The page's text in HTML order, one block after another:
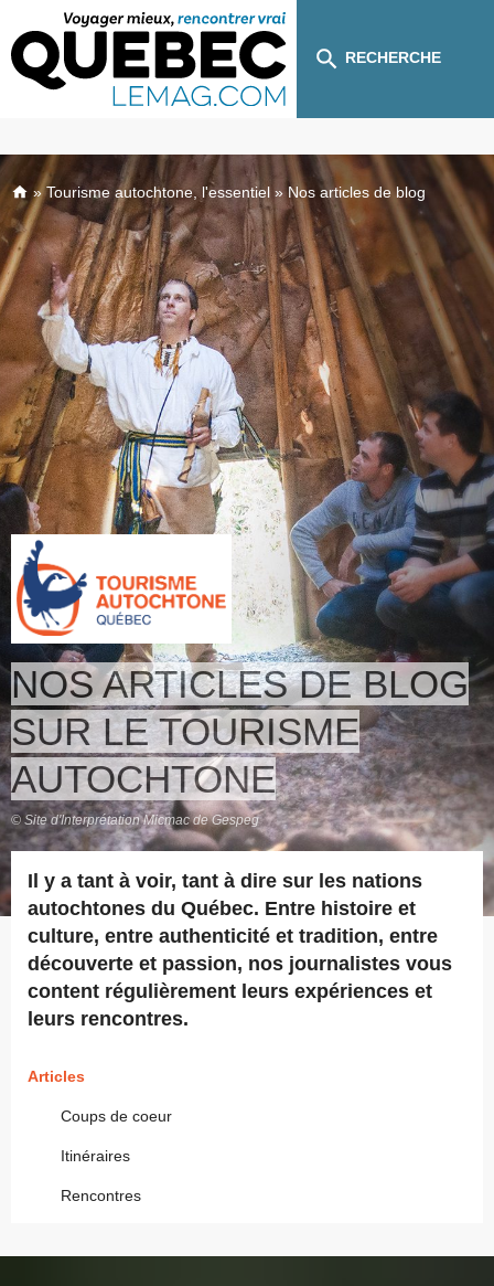
RECHERCHE
»Tourisme autochtone, l'essentiel »Nos articles de blog
NOS ARTICLES DE BLOG
SUR LE TOURISME
AUTOCHTONE
© Site d'Interprétation Micmac de Gespeg
Il y a tant à voir, tant à dire sur les nations
autochtones du Québec. Entre histoire et
culture, entre authenticité et tradition, entre
découverte et passion, nos journalistes vous
content régulièrement leurs expériences et
leurs rencontres.
Articles
Coups de coeur
Itinéraires
Rencontres